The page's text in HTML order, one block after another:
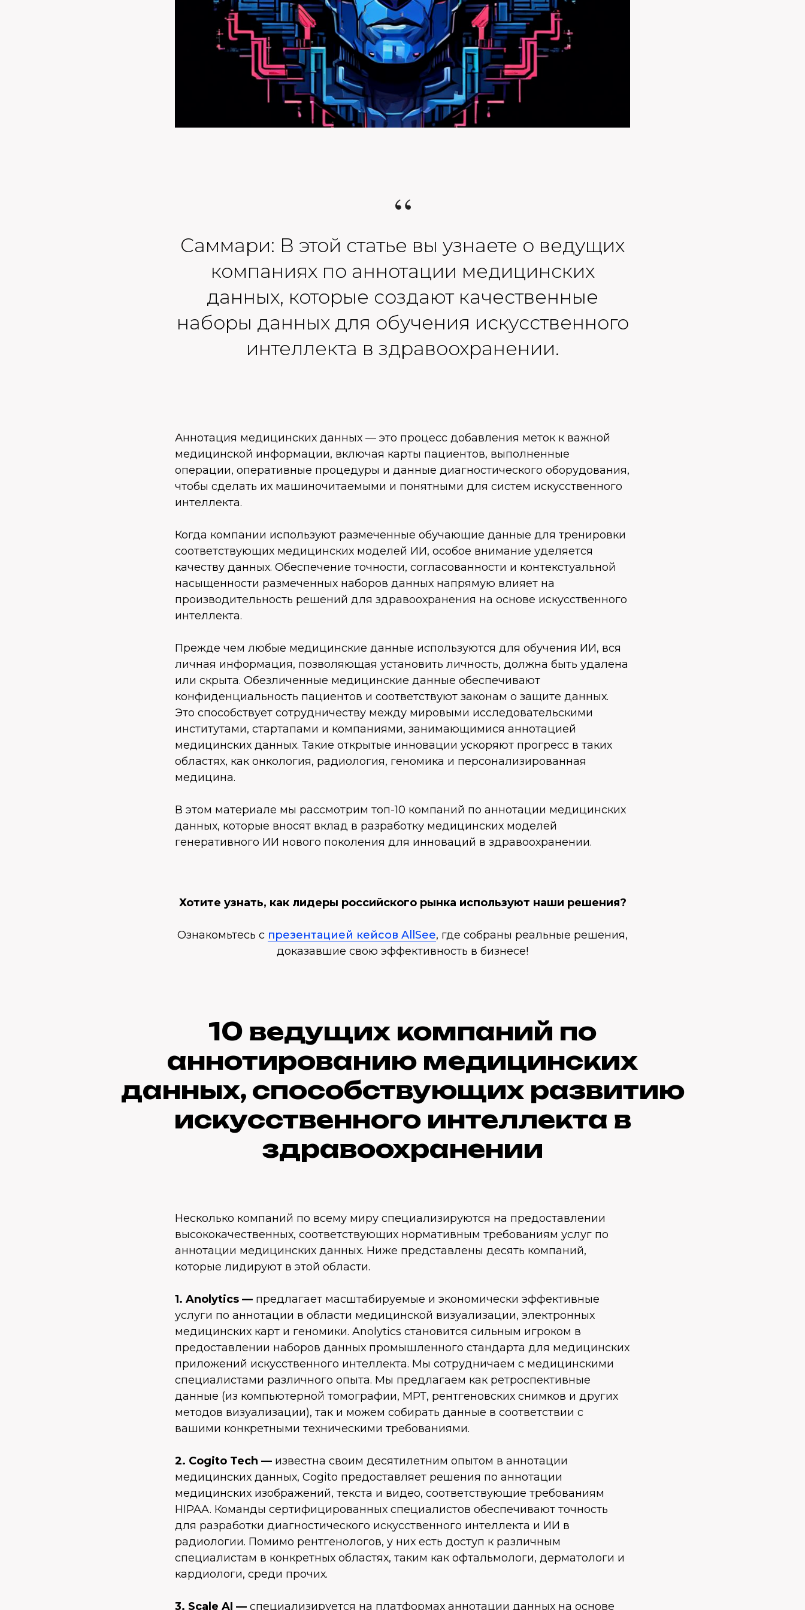
“
Саммари: В этой статье вы узнаете о ведущих
компаниях по аннотации медицинских
данных, которые создают качественные
наборы данных для обучения искусственного
интеллекта в здравоохранении.
Аннотация медицинских данных — это процесс добавления меток к важной
медицинской информации, включая карты пациентов, выполненные
операции, оперативные процедуры и данные диагностического оборудования,
чтобы сделать их машиночитаемыми и понятными для систем искусственного
интеллекта.
Когда компании используют размеченные обучающие данные для тренировки
соответствующих медицинских моделей ИИ, особое внимание уделяется
качеству данных. Обеспечение точности, согласованности и контекстуальной
насыщенности размеченных наборов данных напрямую влияет на
производительность решений для здравоохранения на основе искусственного
интеллекта.
Прежде чем любые медицинские данные используются для обучения ИИ, вся
личная информация, позволяющая установить личность, должна быть удалена
или скрыта. Обезличенные медицинские данные обеспечивают
конфиденциальность пациентов и соответствуют законам о защите данных.
Это способствует сотрудничеству между мировыми исследовательскими
институтами, стартапами и компаниями, занимающимися аннотацией
медицинских данных. Такие открытые инновации ускоряют прогресс в таких
областях, как онкология, радиология, геномика и персонализированная
медицина.
В этом материале мы рассмотрим топ-10 компаний по аннотации медицинских
данных, которые вносят вклад в разработку медицинских моделей
генеративного ИИ нового поколения для инноваций в здравоохранении.
Хотите узнать, как лидеры российского рынка используют наши решения?
Ознакомьтесь с презентацией кейсов AllSee, где собраны реальные решения,
доказавшие свою эффективность в бизнесе!
10 ведущих компаний по
аннотированию медицинских
данных, способствующих развитию
искусственного интеллекта в
здравоохранении
Несколько компаний по всему миру специализируются на предоставлении
высококачественных, соответствующих нормативным требованиям услуг по
аннотации медицинских данных. Ниже представлены десять компаний,
которые лидируют в этой области.
1. Anolytics — предлагает масштабируемые и экономически эффективные
услуги по аннотации в области медицинской визуализации, электронных
медицинских карт и геномики. Anolytics становится сильным игроком в
предоставлении наборов данных промышленного стандарта для медицинских
приложений искусственного интеллекта. Мы сотрудничаем с медицинскими
специалистами различного опыта. Мы предлагаем как ретроспективные
данные (из компьютерной томографии, МРТ, рентгеновских снимков и других
методов визуализации), так и можем собирать данные в соответствии с
вашими конкретными техническими требованиями.
2. Cogito Tech — известна своим десятилетним опытом в аннотации
медицинских данных, Cogito предоставляет решения по аннотации
медицинских изображений, текста и видео, соответствующие требованиям
HIPAA. Команды сертифицированных специалистов обеспечивают точность
для разработки диагностического искусственного интеллекта и ИИ в
радиологии. Помимо рентгенологов, у них есть доступ к различным
специалистам в конкретных областях, таким как офтальмологи, дерматологи и
кардиологи, среди прочих.
3. Scale AI — специализируется на платформах аннотации данных на основе